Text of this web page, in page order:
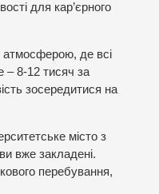
для кар’єрного
атмосферою, де всі
– 8-12 тисяч за
зосередитися на
місто з
вже закладені.
перебування,